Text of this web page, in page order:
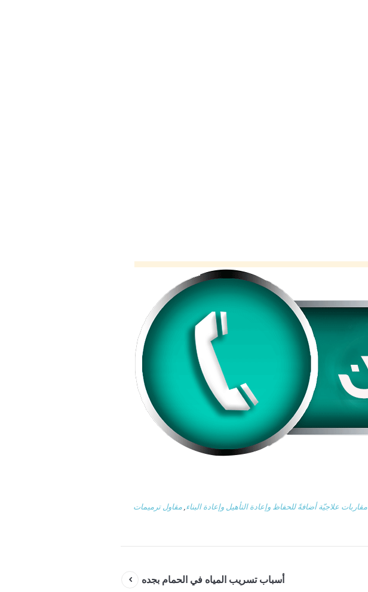
مقاربات علاجيّة أضافةً للحفاظ وإعادة التأهيل وإعادة البناء,مقاول ترميمات
أسباب تسريب المياه في الحمام بجده